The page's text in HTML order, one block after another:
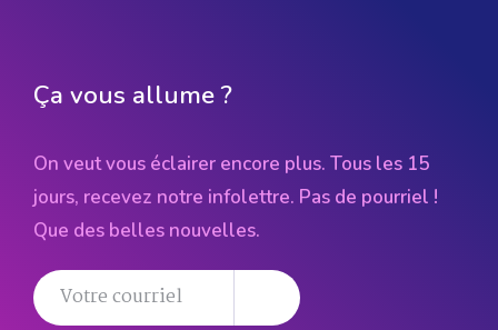
Ça vous allume ?
On veut vous éclairer encore plus. Tous les 15
jours, recevez notre infolettre. Pas de pourriel !
Que des belles nouvelles.